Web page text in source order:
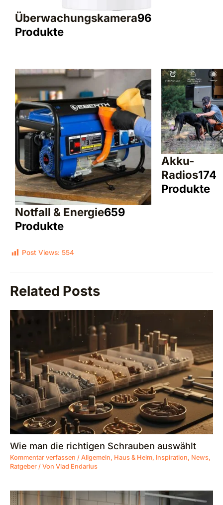
Überwachungskamera96
Produkte
Notfall & Energie659
Produkte
Akku-
Radios174
Produkte
Post Views: 554
Related Posts
Wie man die richtigen Schrauben auswählt
Kommentar verfassen / Allgemein, Haus & Heim, Inspiration, News,
Ratgeber / Von Vlad Endarius